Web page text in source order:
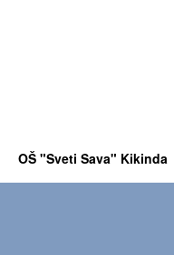
OŠ "Sveti Sava" Kikinda